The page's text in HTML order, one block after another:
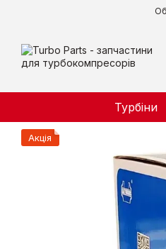
Перейти до основного
Турбіни
Акція